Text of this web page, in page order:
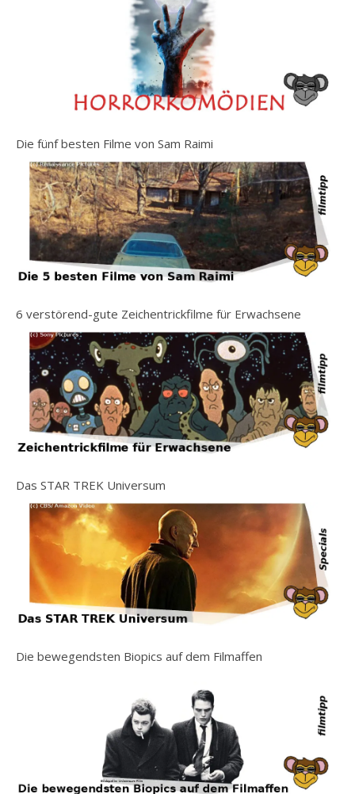
Die fünf besten Filme von Sam Raimi
6 verstörend-gute Zeichentrickfilme für Erwachsene
Das STAR TREK Universum
Die bewegendsten Biopics auf dem Filmaffen